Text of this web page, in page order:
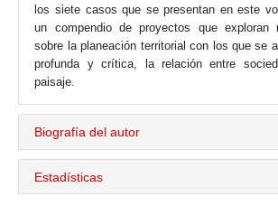
los siete casos que se presentan en este
un compendio de proyectos que exploran
sobre la planeación territorial con los que se
profunda y crítica, la relación entre
paisaje.
Biografía del autor
Estadísticas